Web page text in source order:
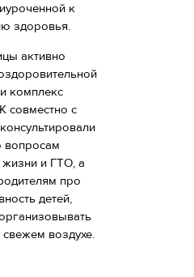
к
здоровья.
активно
комплекс
совместно с
вопросам
и ГТО, а
про
детей,
воздухе.